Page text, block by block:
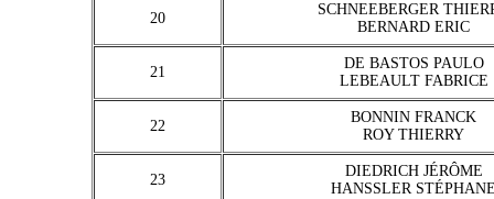
20
SCHNEEBERGER
BERNARD ERIC
21
DE BASTOS PAULO
LEBEAULT FABRICE
22
BONNIN FRANCK
ROY THIERRY
23
DIEDRICH JÉRÔME
HANSSLER